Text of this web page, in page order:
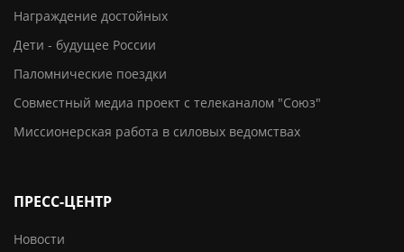
Награждение достойных
Дети - будущее России
Паломнические поездки
Совместный медиа проект с телеканалом "Союз"
Миссионерская работа в силовых ведомствах
ПРЕСС-ЦЕНТР
Новости